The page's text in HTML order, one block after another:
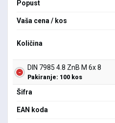
Popust
Vaša cena / kos
Količina
DIN 7985 4.8 ZnB M 6x 8
Pakiranje: 100 kos
Šifra
EAN koda